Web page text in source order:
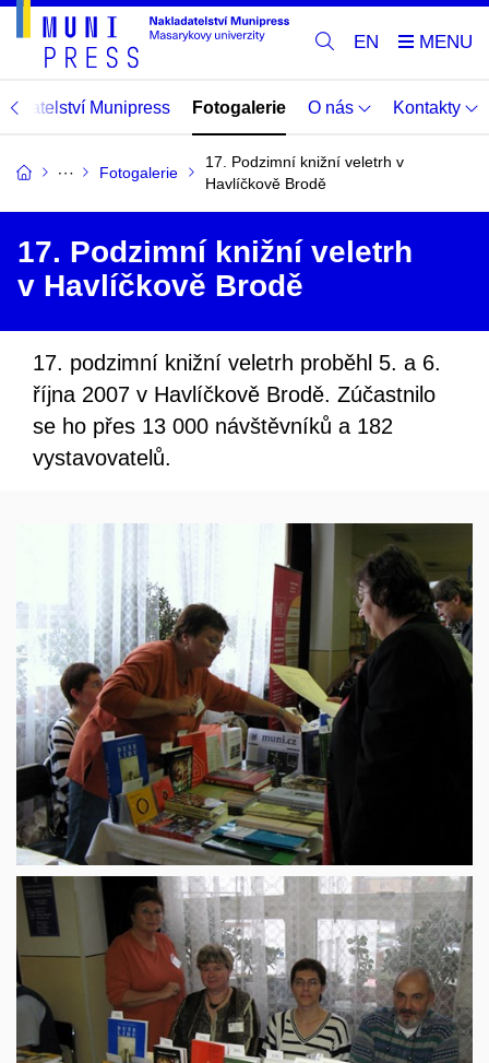
EN
Munipress Fotogalerie O nás Kontakty
Fotogalerie
17. Podzimní knižní veletrh v
Havlíčkově Brodě
17. Podzimní knižní veletrh
v Havlíčkově Brodě
17. podzimní knižní veletrh proběhl 5. a 6.
října 2007 v Havlíčkově Brodě. Zúčastnilo
se ho přes 13 000 návštěvníků a 182
vystavovatelů.